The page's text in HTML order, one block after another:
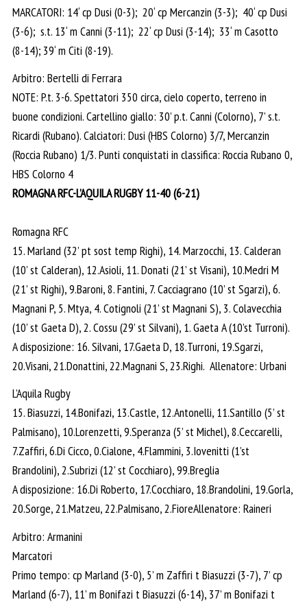
MARCATORI: 14‘ cp Dusi (0-3); 20‘ cp Mercanzin (3-3); 40‘ cp Dusi
(3-6); s.t. 13‘ m Canni (3-11); 22‘ cp Dusi (3-14); 33‘ m Casotto
(8-14); 39‘ m Citi (8-19).
Arbitro: Bertelli di Ferrara
NOTE: P.t. 3-6. Spettatori 350 circa, cielo coperto, terreno in
buone condizioni. Cartellino giallo: 30’ p.t. Canni (Colorno), 7’ s.t.
Ricardi (Rubano). Calciatori: Dusi (HBS Colorno) 3/7, Mercanzin
(Roccia Rubano) 1/3. Punti conquistati in classifica: Roccia Rubano 0,
HBS Colorno 4
ROMAGNA RFC-L’AQUILA RUGBY 11-40 (6-21)
Romagna RFC
15. Marland (32’ pt sost temp Righi), 14. Marzocchi, 13. Calderan
(10’ st Calderan), 12.Asioli, 11. Donati (21’ st Visani), 10.Medri M
(21’ st Righi), 9.Baroni, 8. Fantini, 7. Cacciagrano (10’ st Sgarzi), 6.
Magnani P, 5. Mtya, 4. Cotignoli (21’ st Magnani S), 3. Colavecchia
(10’ st Gaeta D), 2. Cossu (29’ st Silvani), 1. Gaeta A (10’st Turroni).
A disposizione: 16. Silvani, 17.Gaeta D, 18.Turroni, 19.Sgarzi,
20.Visani, 21.Donattini, 22.Magnani S, 23.Righi. Allenatore: Urbani
L’Aquila Rugby
15. Biasuzzi, 14.Bonifazi, 13.Castle, 12.Antonelli, 11.Santillo (5’ st
Palmisano), 10.Lorenzetti, 9.Speranza (5’ st Michel), 8.Ceccarelli,
7.Zaffiri, 6.Di Cicco, 0.Cialone, 4.Flammini, 3.Iovenitti (1’st
Brandolini), 2.Subrizi (12’ st Cocchiaro), 99.Breglia
A disposizione: 16.Di Roberto, 17.Cocchiaro, 18.Brandolini, 19.Gorla,
20.Sorge, 21.Matzeu, 22.Palmisano, 2.FioreAllenatore: Raineri
Arbitro: Armanini
Marcatori
Primo tempo: cp Marland (3-0), 5’ m Zaffiri t Biasuzzi (3-7), 7’ cp
Marland (6-7), 11’ m Bonifazi t Biasuzzi (6-14), 37’ m Bonifazi t